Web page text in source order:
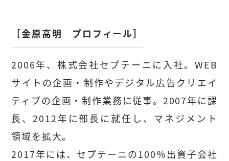
［金原高明 プロフィール］
2006年、株式会社セプテーニに入社。WEB
サイトの企画・制作やデジタル広告クリエイ
ティブの企画・制作業務に従事。2007年に課
長、2012年に部長に就任し、マネジメント
領域を拡大。
2017年には、セプテーニの100％出資子会社